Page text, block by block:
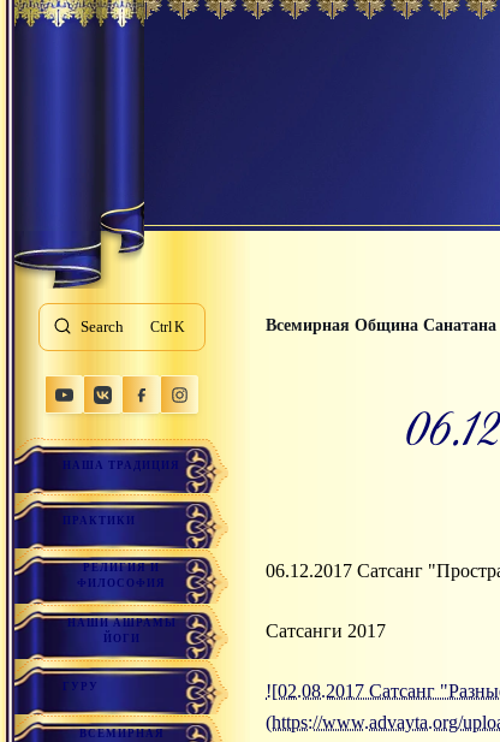
Search K
НАША ТРАДИЦИЯ
ПРАКТИКИ
РЕЛИГИЯ И
ФИЛОСОФИЯ
НАШИ АШРАМЫ
ЙОГИ
ГУРУ
ВСЕМИРНАЯ
Всемирная Община
06.12.2017 Сатсанг
Сатсанги 2017
![02.08.2017 Сатсанг
(https://www.advayta.org/